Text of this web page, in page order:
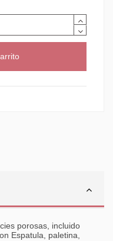
porosas, incluido
Espatula, paletina,